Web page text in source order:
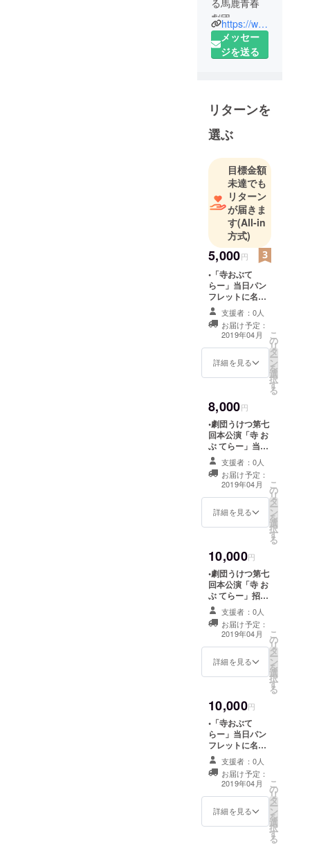
る馬鹿青春
劇団。
2014年2月に
旗揚げ公演
始
同じ年の8月
には第二回
公演『反、
判、犯 10
が呼ぶも
の』を上
演。
メンバーは
男だらけ、
馬鹿ばっか
だが
『王道の中
の王道』を
目指して芝
いる。
でいい。難
しい事なん
て関係な
い。
主に相模
原、町田を
拠点として
活動してい
2016年12月
から劇団名
をひらがな
に変更し
た。
https://www.gekidan-uketu-2014.com
メッセー
ジを送る
リターンを
選ぶ
目標金額
未達でも
リターン
が届きま
す(All-in
方式)
5,000円
•「寺おぶて
らー」当日パン
フレットに名前
記載 •「寺 おぶ
てらー」DVD作
成時にエンド
ロールにて名前
記載 •「寺 おぶ
てらー」DVD ※
ヤーでお使いの
ID宛にご連絡い
たします。その
際にご希望の名
前をお教えくだ
さい。
支援者：0人
お届け予定：
2019年04月
詳細を見る
こ
の
リ
タ
ー
ン
を
選
択
す
る
8,000円
•劇団うけつ第七
回本公演「寺 お
ぶ てらー」当日
パンフレット会
社名記載 •DVD
作成時のエンド
ロールにて個
人、団体、企業
名記載 •「寺おぶ
キャンプファイ
ヤーでお使いの
ID宛にご連絡い
たします。その
際にご希望の名
前をお教えくだ
さい。 •当日パン
フレットにて
50mm×210mm
の広告スペース
※画像等ある場合
はgmailにてやり
だきます。
支援者：0人
お届け予定：
2019年04月
詳細を見る
こ
の
リ
タ
ー
ン
を
選
択
す
る
10,000円
•劇団うけつ第七
回本公演「寺 お
ぶ てらー」招待
•本公演開場前特
別入場 •「寺おぶ
てらー」当日パ
ンフレットに名
前記載 •「寺 お
ぶ てらー」DVD
らー」DVD ※支
援後、本公演前
にこちらから
キャンプファイ
ヤーでお使いの
ID宛にご連絡い
たします。その
際に本公演希望
日時、ご希望の
名前をお教えく
ださい。
支援者：0人
お届け予定：
2019年04月
詳細を見る
こ
の
リ
タ
ー
ン
を
選
択
す
る
10,000円
•「寺おぶて
らー」当日パン
フレットに名前
記載 •DVD作成
時のエンドロー
ルに名前記載 •劇
団うけつオリジ
ナルロンT(限定
非売品) •「寺 お
ぶ てらー」DVD
※支援後、本公演
支援者：0人
お届け予定：
2019年04月
詳細を見る
こ
の
リ
タ
ー
ン
を
選
択
す
る